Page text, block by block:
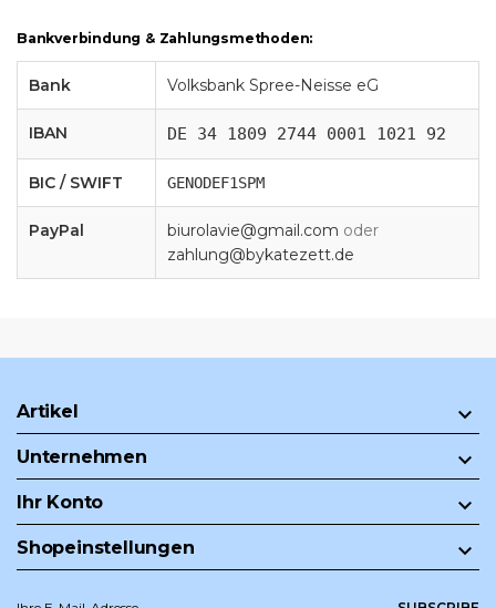
Bankverbindung & Zahlungsmethoden:
Bank Volksbank Spree-Neisse eG
IBAN DE 34 1809 2744 0001 1021 92
BIC / SWIFT GENODEF1SPM
PayPal biurolavie@gmail.com oder
zahlung@bykatezett.de
Artikel 
Unternehmen 
Ihr Konto 
Shopeinstellungen 